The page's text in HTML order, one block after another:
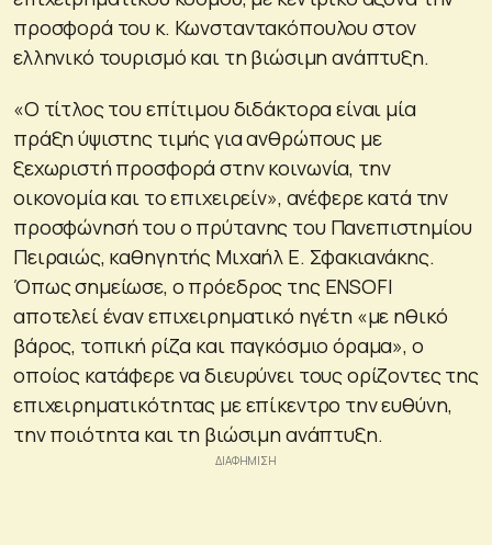
προσφορά του κ. Κωνσταντακόπουλου στον
ελληνικό τουρισμό και τη βιώσιμη ανάπτυξη.
«Ο τίτλος του επίτιμου διδάκτορα είναι μία
πράξη ύψιστης τιμής για ανθρώπους με
ξεχωριστή προσφορά στην κοινωνία, την
οικονομία και το επιχειρείν», ανέφερε κατά την
προσφώνησή του ο πρύτανης του Πανεπιστημίου
Πειραιώς, καθηγητής Μιχαήλ Ε. Σφακιανάκης.
Όπως σημείωσε, ο πρόεδρος της ENSOFI
αποτελεί έναν επιχειρηματικό ηγέτη «με ηθικό
βάρος, τοπική ρίζα και παγκόσμιο όραμα», ο
οποίος κατάφερε να διευρύνει τους ορίζοντες της
επιχειρηματικότητας με επίκεντρο την ευθύνη,
την ποιότητα και τη βιώσιμη ανάπτυξη.